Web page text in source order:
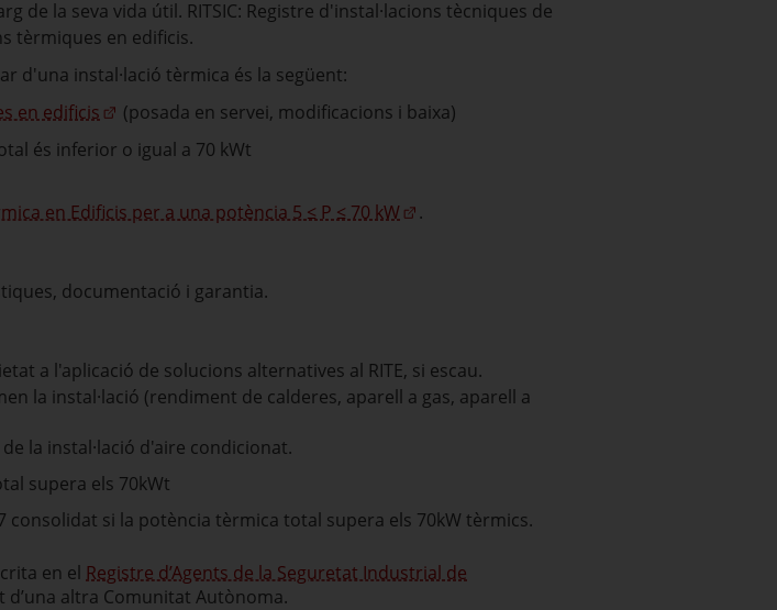
de la seva vida útil. RITSIC: Registre d'instal·lacions tècniques de
tèrmiques en edificis.
d'una instal·lació tèrmica és la següent:
en edificis
(posada en servei, modificacions i baixa)
és inferior o igual a 70 kWt
en Edificis per a una potència 5 ≤ P ≤ 70 kW
.
documentació i garantia.
a l'aplicació de solucions alternatives al RITE, si escau.
la instal·lació (rendiment de calderes, aparell a gas, aparell a
la instal·lació d'aire condicionat.
supera els 70kWt
consolidat si la potència tèrmica total supera els 70kW tèrmics.
en el Registre d’Agents de la Seguretat Industrial de
altra Comunitat Autònoma.